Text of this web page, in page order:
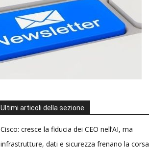
Ultimi articoli della sezione
Cisco: cresce la fiducia dei CEO nell’AI, ma
infrastrutture, dati e sicurezza frenano la corsa